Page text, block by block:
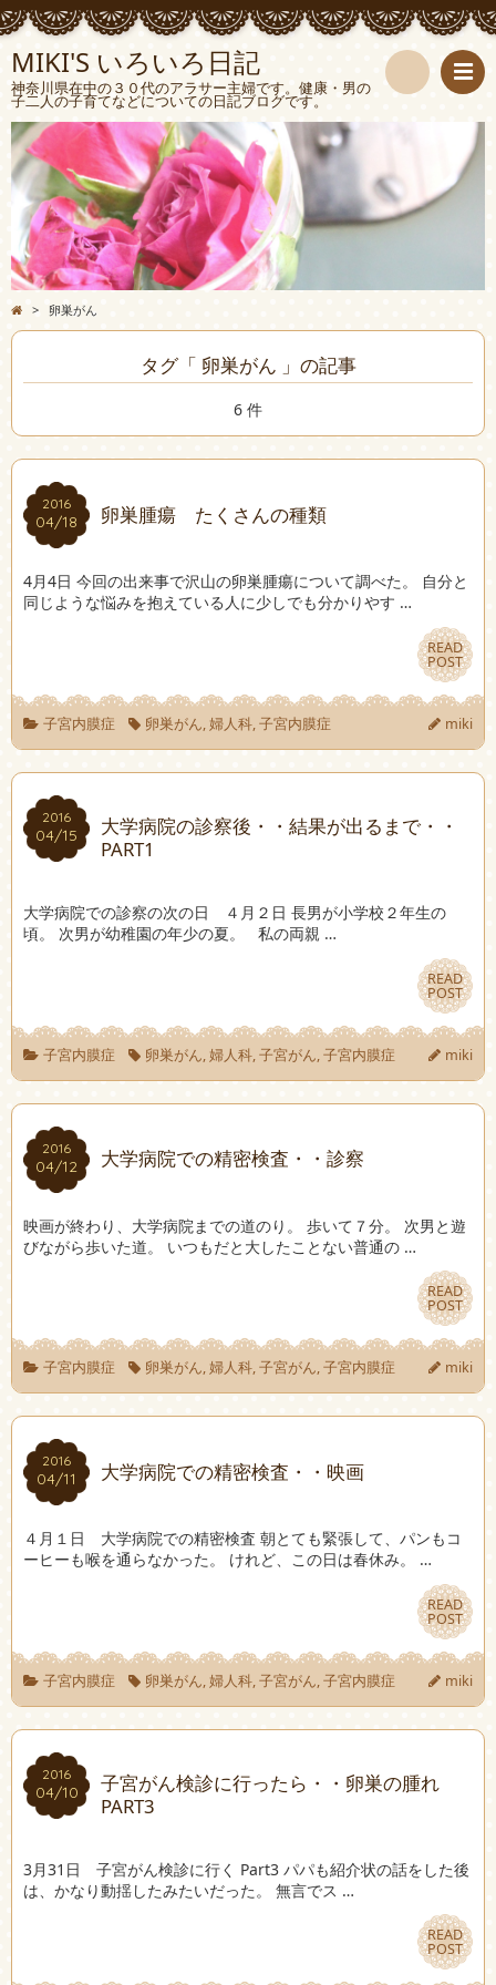
MIKI'S いろいろ日記
神奈川県在中の３０代のアラサー主婦です。健康・男の
子二人の子育てなどについての日記ブログです。
> 卵巣がん
タグ「 卵巣がん 」の記事
6 件
2016
04/18
2016
04/18 卵巣腫瘍 たくさんの種類
4月4日 今回の出来事で沢山の卵巣腫瘍について調べた。 自分と
同じような悩みを抱えている人に少しでも分かりやす …
READ
POST
READ
POST
子宮内膜症 卵巣がん,婦人科,子宮内膜症 miki
2016
04/15
2016
04/15
大学病院の診察後・・結果が出るまで・・
PART1
大学病院での診察の次の日 ４月２日 長男が小学校２年生の
頃。 次男が幼稚園の年少の夏。 私の両親 …
READ
POST
READ
POST
子宮内膜症 卵巣がん,婦人科,子宮がん,子宮内膜症 miki
2016
04/12
2016
04/12 大学病院での精密検査・・診察
映画が終わり、大学病院までの道のり。 歩いて７分。 次男と遊
びながら歩いた道。 いつもだと大したことない普通の …
READ
POST
READ
POST
子宮内膜症 卵巣がん,婦人科,子宮がん,子宮内膜症 miki
2016
04/11
2016
04/11 大学病院での精密検査・・映画
４月１日 大学病院での精密検査 朝とても緊張して、パンもコ
ーヒーも喉を通らなかった。 けれど、この日は春休み。 …
READ
POST
READ
POST
子宮内膜症 卵巣がん,婦人科,子宮がん,子宮内膜症 miki
2016
04/10
2016
04/10
子宮がん検診に行ったら・・卵巣の腫れ
PART3
3月31日 子宮がん検診に行く Part3 パパも紹介状の話をした後
は、かなり動揺したみたいだった。 無言でス …
READ
POST
READ
POST